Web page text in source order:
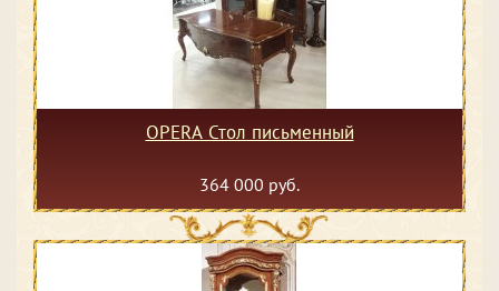
OPERA Стол письменный
364 000 руб.